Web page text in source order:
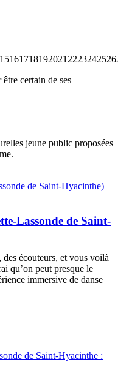
15161718192021 2223242526
certain de ses
jeune public proposées
Lassonde de Saint-
écouteurs, et vous voilà
qu’on peut presque le
immersive de danse